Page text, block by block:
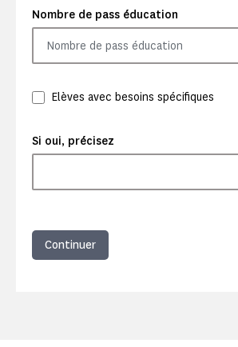
Nombre de pass éducation
Elèves avec besoins spécifiques
Si oui, précisez
Continuer